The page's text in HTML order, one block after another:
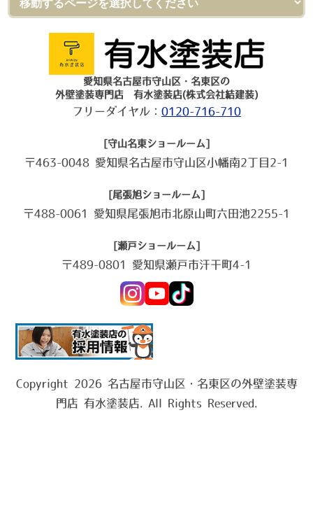
愛知県名古屋市守山区・名東区の
外壁塗装専門店 有水塗装店(株式会社結建装)
フリーダイヤル： 0120-716-710
[守山名東ショールーム]
〒463-0048 愛知県名古屋市守山区小幡南2丁目2-1
[尾張旭ショールーム]
〒488-0061 愛知県尾張旭市北原山町六田池2255-1
[瀬戸ショールーム]
〒489-0801 愛知県瀬戸市汗干町4-1
Copyright 2026 名古屋市守山区・名東区の外壁塗装専
門店 有水塗装店. All Rights Reserved.